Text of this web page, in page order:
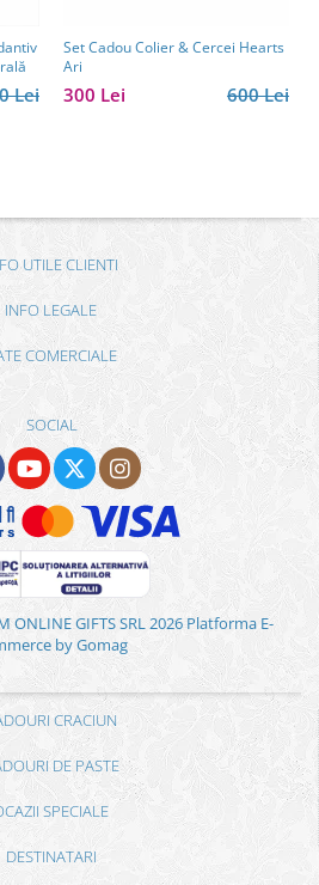
Lei
Set Cadou Colier & Cercei Hearts
Ari
600 Lei
300 Lei
UTILE CLIENTI
INFO LEGALE
COMERCIALE
SOCIAL
GIFTS SRL 2026 Platforma E-
by Gomag
CRACIUN
DE PASTE
SPECIALE
DESTINATARI